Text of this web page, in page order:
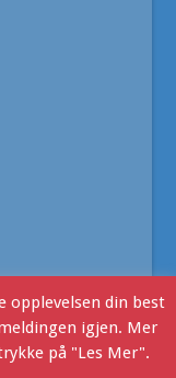
opplevelsen din best
igjen. Mer
på "Les Mer".